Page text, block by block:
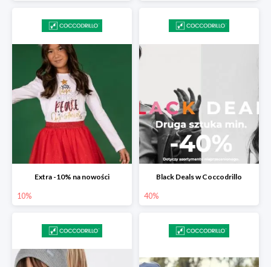
Extra -10% na nowości
10%
Black Deals w Coccodrillo
40%